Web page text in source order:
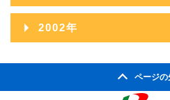
2005年10月
2005年09月
2005年08月
2005年07月
2004年11月
2004年10月
2003年12月
2002年
ページの